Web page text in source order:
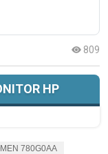
809
HP
780G0AA